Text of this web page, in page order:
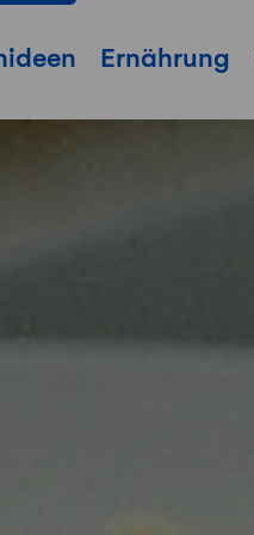
Ernährung